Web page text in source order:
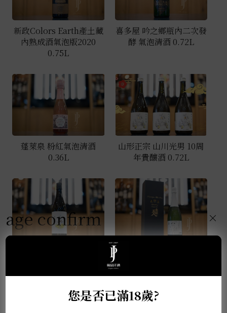
新政Colors Earth產土藏
內熟成酒氣泡版2020
0.75L
喜多屋 吟之鄉瓶內二次發
酵 氣泡清酒 0.72L
蓬萊泉 粉紅氣泡清酒
0.36L
山形正宗 山川光男 10周
年貴釀酒 0.72L
age confirm
您是否已滿18歲?
×